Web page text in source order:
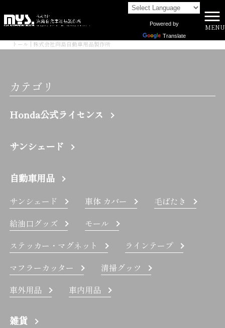
Powered by
Translate
MENU
トール | 株式会社向島自動車用品製作所
カテゴリ
Honda公式ライセンス
サンシェード
自動車用品
サンシェード 車体 カバー
毛ばたき
給油口グッズ
モール
ステッカー・マグネット
ラインテープ
マフラーカッター
清掃グッツ
車外用品
車内用品
雑貨